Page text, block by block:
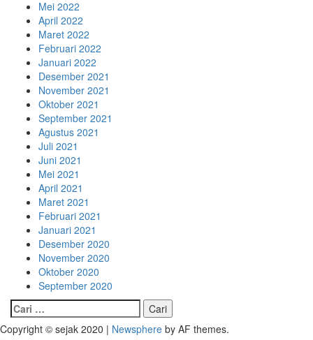
Mei 2022
April 2022
Maret 2022
Februari 2022
Januari 2022
Desember 2021
November 2021
Oktober 2021
September 2021
Agustus 2021
Juli 2021
Juni 2021
Mei 2021
April 2021
Maret 2021
Februari 2021
Januari 2021
Desember 2020
November 2020
Oktober 2020
September 2020
Cari
untuk:
Copyright © sejak 2020 | Newsphere by AF themes.